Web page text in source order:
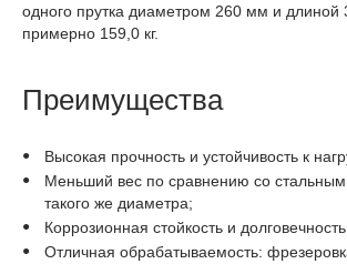
одного прутка диаметром 260 мм и длиной
примерно 159,0 кг.
Преимущества
Высокая прочность и устойчивость к
Меньший вес по сравнению со
такого же диаметра;
Коррозионная стойкость и
Отличная обрабатываемость: